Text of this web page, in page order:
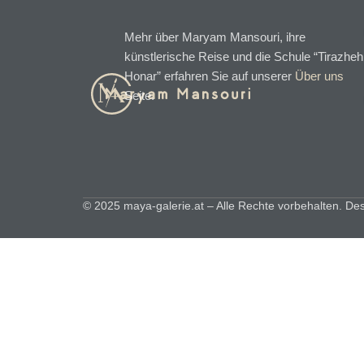
Mehr über Maryam Mansouri, ihre
künstlerische Reise und die Schule “Tirazheh
Honar” erfahren Sie auf unserer Über uns
Seite.
© 2025 maya-galerie.at – Alle Rechte vorbehalten.